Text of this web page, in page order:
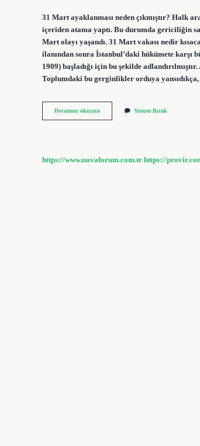
31 Mart ayaklanması neden çıkmıştır? Halk
içeriden atama yaptı. Bu durumda gericiliğin
Mart olayı yaşandı. 31 Mart vakası nedir
ilanından sonra İstanbul’daki hükümete
1909) başladığı için bu şekilde
Toplumdaki bu gerginlikler orduya
Devamını okuyun
Mart
Yorum Bırak
https://www.novaforum.com.tr https://